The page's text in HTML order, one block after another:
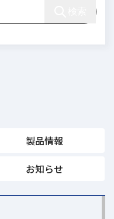
製品情報
お知らせ